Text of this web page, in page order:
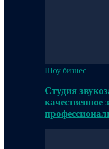
Шоу бизнес
Студия
качественное